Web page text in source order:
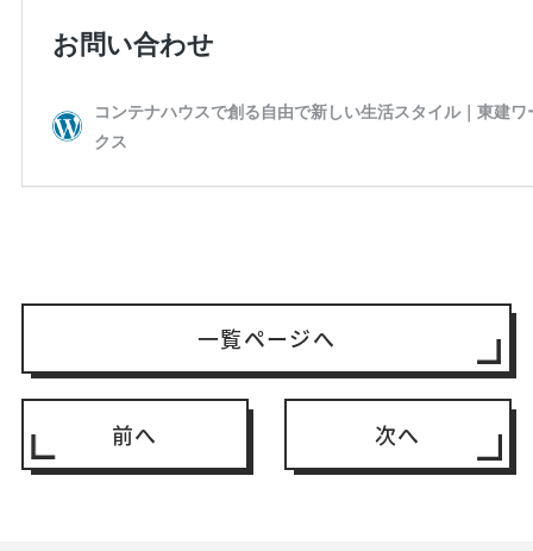
前へ
一覧ページへ
次へ